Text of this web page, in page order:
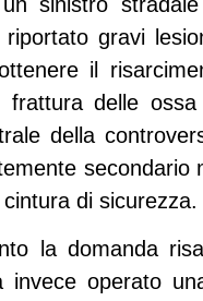
gravi
il
delle
della
di sicurezza.
la domanda
operato